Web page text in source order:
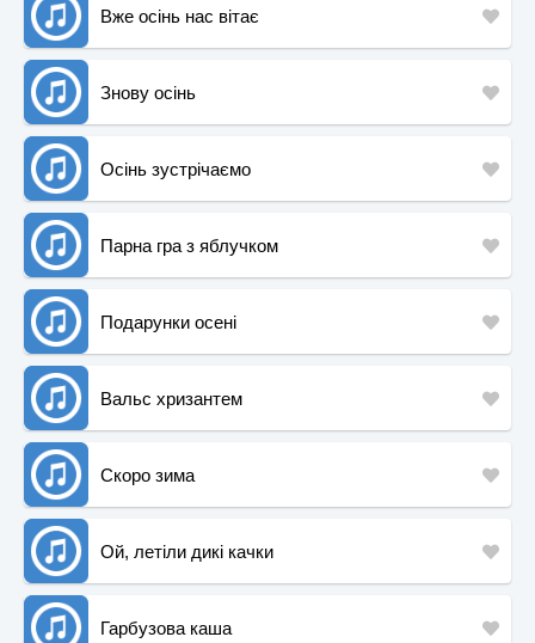
Вже осінь нас вітає
Знову осінь
Осінь зустрічаємо
Парна гра з яблучком
Подарунки осені
Вальс хризантем
Скоро зима
Ой, летіли дикі качки
Гарбузова каша